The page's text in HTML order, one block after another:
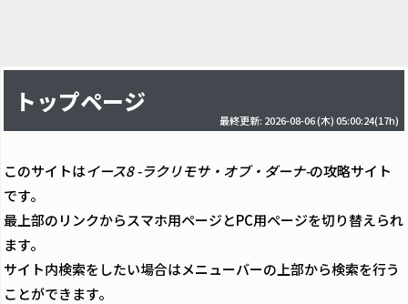
トップページ
最終更新: 2026-08-06 (木) 05:00:24(17h)
このサイトはイース8 -ラクリモサ・オブ・ダーナ-の攻略サイト
です。
最上部のリンクからスマホ用ページとPC用ページを切り替えられ
ます。
サイト内検索をしたい場合はメニューバーの上部から検索を行う
ことができます。